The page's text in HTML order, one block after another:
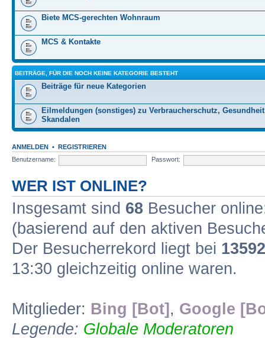
Biete MCS-gerechten Wohnraum
MCS & Kontakte
BEITRÄGE, FÜR DIE NOCH KEINE KATEGORIE BESTEHT
Beiträge für neue Kategorien
Eilmeldungen (sonstiges) zu Verbraucherschutz,
Skandalen
ANMELDEN • REGISTRIEREN
Benutzername:
Passwort:
WER IST ONLINE?
Insgesamt sind 68 Besucher
(basierend auf den aktiven
Der Besucherrekord liegt bei 13592
13:30 gleichzeitig online waren.
Mitglieder: Bing [Bot] , Google
Legende: Globale Moderatoren